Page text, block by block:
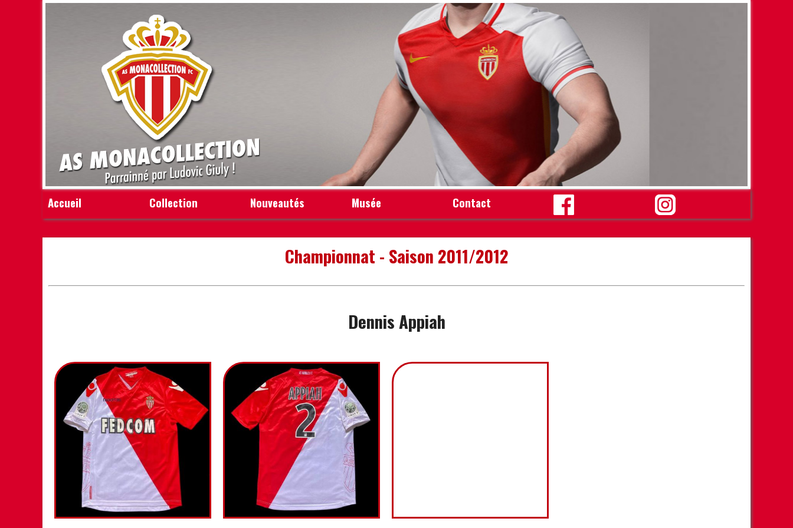
Accueil Collection Nouveautés Musée Contact
Championnat - Saison 2011/2012
Dennis Appiah